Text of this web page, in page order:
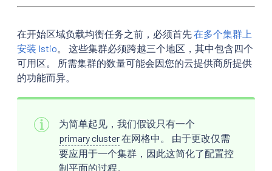
在开始区域负载均衡任务之前，必须首先在多个集群上
安装 Istio 。 这些集群必须跨越三个地区，其中包含四个
可用区。 所需集群的数量可能会因您的云提供商所提供
的功能而异。
为简单起见，我们假设只有一个
primary cluster在网格中。 由于更改仅需
要应用于一个集群，因此这简化了配置控
制平面的过程。